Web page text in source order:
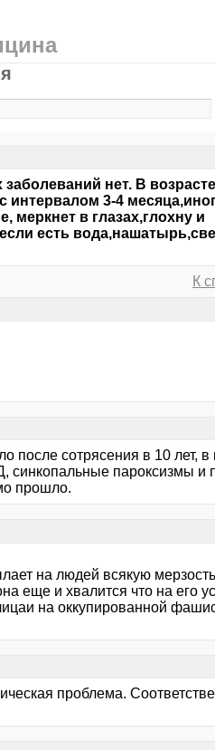
нет. В
интервалом 3-4
меркнет в глазах,глохну и
есть
К
после сотрясения в 10 лет,
синкопальные пароксизмы и
прошло.
на людей всякую
еще и хвалится что на его
на оккупированной
проблема.